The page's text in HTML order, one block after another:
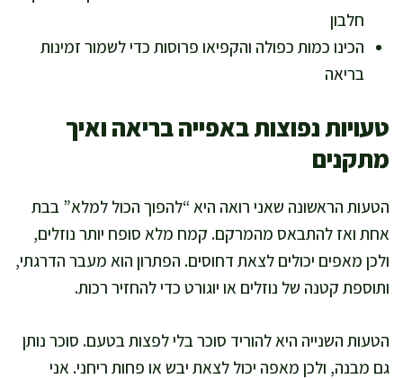
חלבון
הכינו כמות כפולה והקפיאו פרוסות כדי לשמור זמינות
בריאה
טעויות נפוצות באפייה בריאה ואיך
מתקנים
הטעות הראשונה שאני רואה היא “להפוך הכול למלא” בבת
אחת ואז להתבאס מהמרקם. קמח מלא סופח יותר נוזלים,
ולכן מאפים יכולים לצאת דחוסים. הפתרון הוא מעבר הדרגתי,
ותוספת קטנה של נוזלים או יוגורט כדי להחזיר רכות.
הטעות השנייה היא להוריד סוכר בלי לפצות בטעם. סוכר נותן
גם מבנה, ולכן מאפה יכול לצאת יבש או פחות ריחני. אני